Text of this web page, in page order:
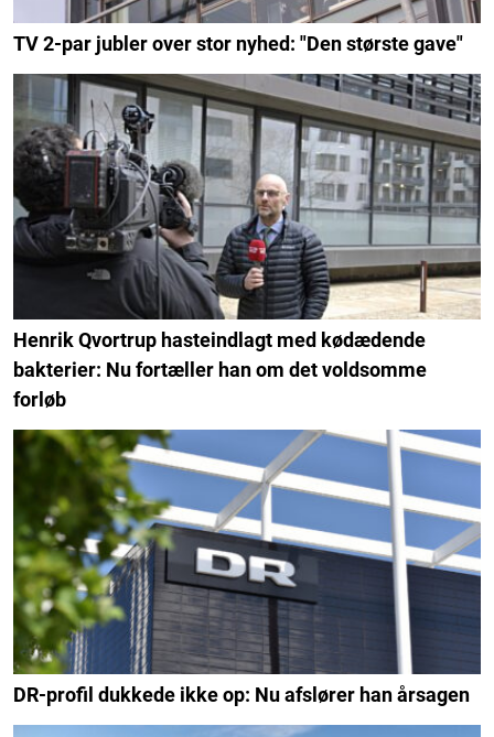
TV 2-par jubler over stor nyhed: "Den største gave"
Henrik Qvortrup hasteindlagt med kødædende
bakterier: Nu fortæller han om det voldsomme
forløb
DR-profil dukkede ikke op: Nu afslører han årsagen